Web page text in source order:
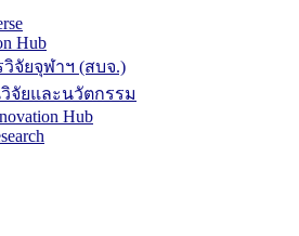
Hub
จัยจุฬาฯ (สบจ.)
จัยและนวัตกรรม
Hub